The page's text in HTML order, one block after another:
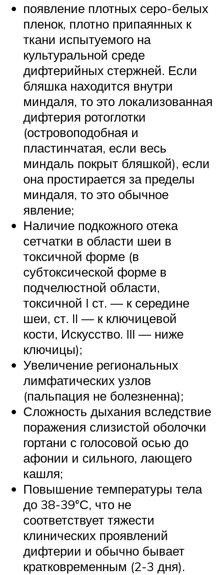
появление плотных серо-белых
пленок, плотно припаянных к
ткани испытуемого на
культуральной среде
дифтерийных стержней. Если
бляшка находится внутри
миндаля, то это локализованная
дифтерия ротоглотки
(островоподобная и
пластинчатая, если весь
миндаль покрыт бляшкой), если
она простирается за пределы
миндаля, то это обычное
явление;
Наличие подкожного отека
сетчатки в области шеи в
токсичной форме (в
субтоксической форме в
подчелюстной области,
токсичной I ст. — к середине
шеи, ст. II — к ключицевой
кости, Искусство. III — ниже
ключицы);
Увеличение региональных
лимфатических узлов
(пальпация не болезненна);
Сложность дыхания вследствие
поражения слизистой оболочки
гортани с голосовой осью до
афонии и сильного, лающего
кашля;
Повышение температуры тела
до 38-39°С, что не
соответствует тяжести
клинических проявлений
дифтерии и обычно бывает
кратковременным (2-3 дня).